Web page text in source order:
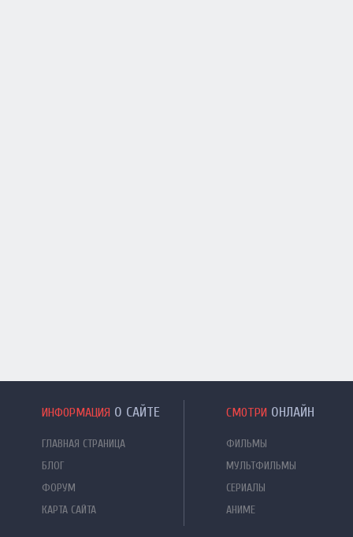
ИНФОРМАЦИЯ О САЙТЕ
ГЛАВНАЯ СТРАНИЦА
БЛОГ
ФОРУМ
КАРТА САЙТА
СМОТРИ ОНЛАЙН
ФИЛЬМЫ
МУЛЬТФИЛЬМЫ
СЕРИАЛЫ
АНИМЕ